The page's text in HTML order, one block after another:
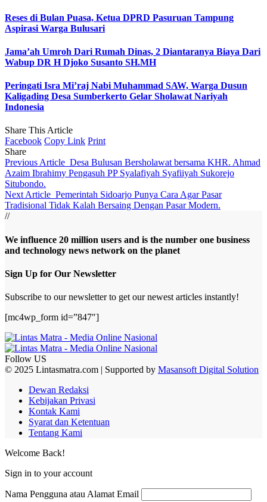
Reses di Bulan Puasa, Ketua DPRD Pasuruan Tampung
Aspirasi Warga Bulusari
Jama’ah Umroh Dari Rumah Dinas, 2 Diantaranya Biaya Dari
Wabup DR H Djoko Susanto SH.MH
Peringati Isra Mi’raj Nabi Muhammad SAW, Warga Dusun
Kaligading Desa Sumberkerto Gelar Sholawat Nariyah
Indonesia
Share This Article
Facebook Copy Link Print
Share
Previous Article Desa Bulusan Bersholawat bersama KHR. Ahmad
Azaim Ibrahimy Pengasuh PP Syalafiyah Syafiiyah Sukorejo
Situbondo.
Next Article Pemerintah Sidoarjo Punya Cara Agar Pasar
Tradisional Tidak Kalah Bersaing Dengan Pasar Modern.
//
We influence 20 million users and is the number one business
and technology news network on the planet
Sign Up for Our Newsletter
Subscribe to our newsletter to get our newest articles instantly!
[mc4wp_form id=”847″]
Follow US
© 2025 Lintasmatra.com | Supported by Masansoft Digital Solution
Dewan Redaksi
Kebijakan Privasi
Kontak Kami
Syarat dan Ketentuan
Tentang Kami
Welcome Back!
Sign in to your account
Nama Pengguna atau Alamat Email